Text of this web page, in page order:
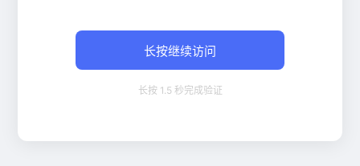
长按继续访问
长按 1.5 秒完成验证